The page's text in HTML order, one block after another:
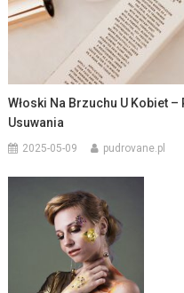
Włoski Na Brzuchu U Kobiet
Usuwania
2025-05-09 pudrovane.pl